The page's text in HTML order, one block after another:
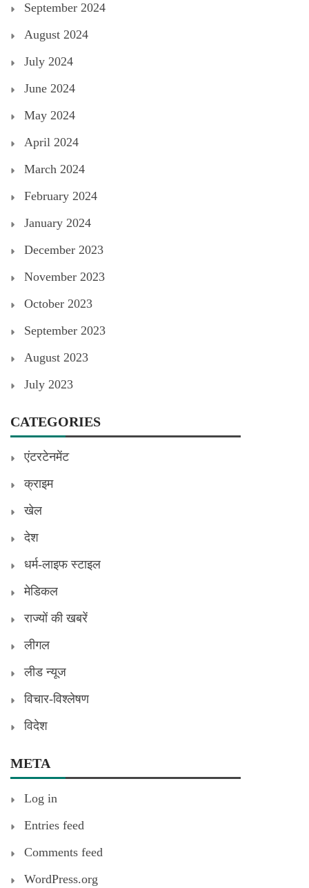
September 2024
August 2024
July 2024
June 2024
May 2024
April 2024
March 2024
February 2024
January 2024
December 2023
November 2023
October 2023
September 2023
August 2023
July 2023
CATEGORIES
एंटरटेनमेंट
क्राइम
खेल
देश
धर्म-लाइफ स्टाइल
मेडिकल
राज्यों की खबरें
लीगल
लीड न्यूज
विचार-विश्लेषण
विदेश
META
Log in
Entries feed
Comments feed
WordPress.org